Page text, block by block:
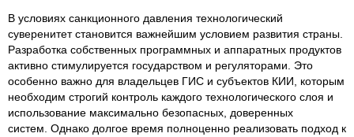
В условиях санкционного давления технологический
суверенитет становится важнейшим условием развития страны.
Разработка собственных программных и аппаратных продуктов
активно стимулируется государством и регуляторами. Это
особенно важно для владельцев ГИС и субъектов КИИ, которым
необходим строгий контроль каждого технологического слоя и
использование максимально безопасных, доверенных
систем. Однако долгое время полноценно реализовать подход к